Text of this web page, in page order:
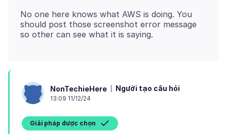
No one here knows what AWS is doing. You
should post those screenshot error message
NonTechieHere Người tạo câu hỏi
13:09 11/12/24
Giải pháp được chọn